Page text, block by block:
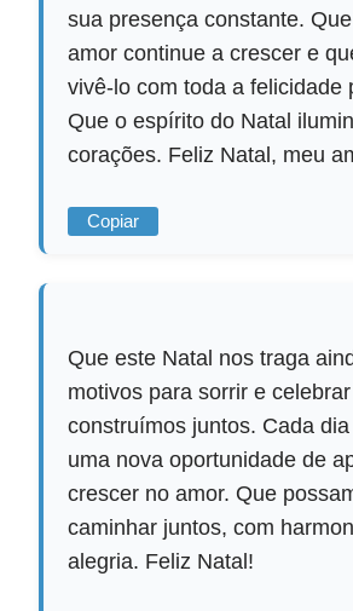
sua presença constante.
amor continue a crescer e
vivê-lo com toda a felicidade
Que o espírito do Natal
corações. Feliz Natal, meu
Copiar
Que este Natal nos traga
motivos para sorrir e
construímos juntos. Cada
uma nova oportunidade de
crescer no amor. Que
caminhar juntos, com
alegria. Feliz Natal!